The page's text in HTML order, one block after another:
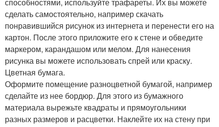
сделать самостоятельно, например скачать
понравившийся рисунок из интернета и перенести его на
картон. После этого приложите его к стене и обведите
маркером, карандашом или мелом. Для нанесения
рисунка вы можете использовать спрей или краску.
Цветная бумага.
Оформите помещение разноцветной бумагой, например
сделайте из нее бордюр. Для этого из бумажного
материала вырежьте квадраты и прямоугольники
разных размеров и расцветки. Наклейте их на стену при